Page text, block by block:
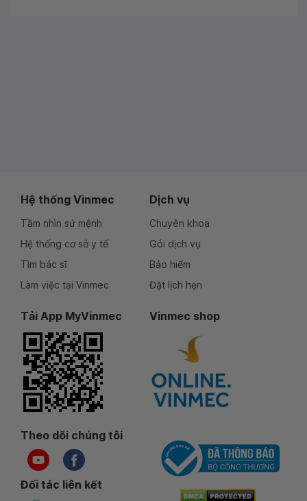
Hệ thống Vinmec
Tầm nhìn sứ mệnh
Hệ thống cơ sở y tế
Tìm bác sĩ
Làm việc tại Vinmec
Dịch vụ
Chuyên khoa
Gói dịch vụ
Bảo hiểm
Đặt lịch hẹn
Tải App MyVinmec Vinmec shop
Theo dõi chúng tôi
Đối tác liên kết